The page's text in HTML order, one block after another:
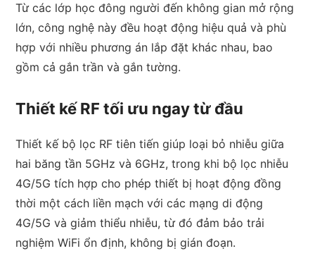
Từ các lớp học đông người đến không gian mở rộng
lớn, công nghệ này đều hoạt động hiệu quả và phù
hợp với nhiều phương án lắp đặt khác nhau, bao
gồm cả gắn trần và gắn tường.
Thiết kế RF tối ưu ngay từ đầu
Thiết kế bộ lọc RF tiên tiến giúp loại bỏ nhiễu giữa
hai băng tần 5GHz và 6GHz, trong khi bộ lọc nhiễu
4G/5G tích hợp cho phép thiết bị hoạt động đồng
thời một cách liền mạch với các mạng di động
4G/5G và giảm thiểu nhiễu, từ đó đảm bảo trải
nghiệm WiFi ổn định, không bị gián đoạn.